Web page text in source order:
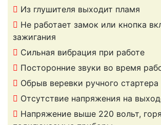
Из глушителя выходит пламя
Не работает замок или кнопка
зажигания
Сильная вибрация при работе
Посторонние звуки во время
Обрыв веревки ручного стартера
Отсутствие напряжения на
Напряжение выше 220 вольт,